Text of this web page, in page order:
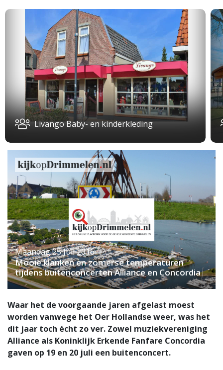
Livango Baby- en kinderkleding
Maandag 25 Juli 2016
Mooie klanken en zomerse temperaturen
tijdens buitenconcerten Alliance en Concordia
Waar het de voorgaande jaren afgelast moest
worden vanwege het Oer Hollandse weer, was het
dit jaar toch écht zo ver. Zowel muziekvereniging
Alliance als Koninklijk Erkende Fanfare Concordia
gaven op 19 en 20 juli een buitenconcert.